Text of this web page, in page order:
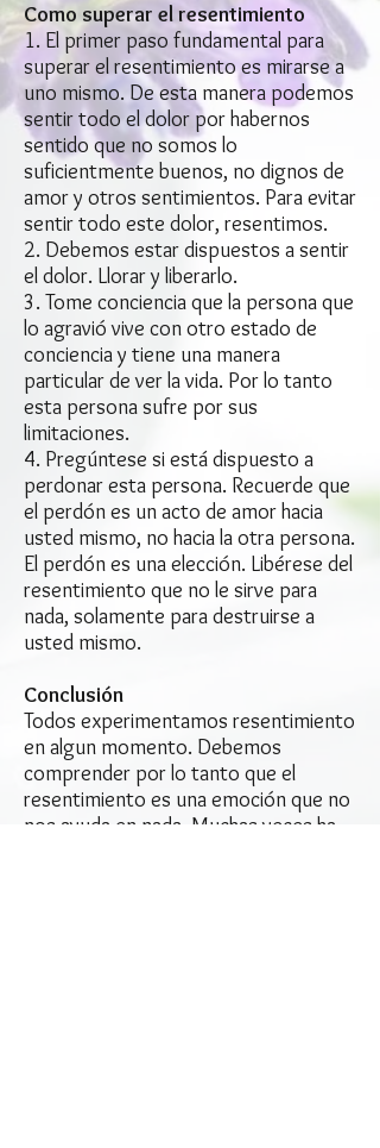
Como superar el resentimiento
1. El primer paso fundamental para
superar el resentimiento es mirarse a
uno mismo. De esta manera podemos
sentir todo el dolor por habernos
sentido que no somos lo
suficientmente buenos, no dignos de
amor y otros sentimientos. Para evitar
sentir todo este dolor, resentimos.
2. Debemos estar dispuestos a sentir
el dolor. Llorar y liberarlo.
3. Tome conciencia que la persona que
lo agravió vive con otro estado de
conciencia y tiene una manera
particular de ver la vida. Por lo tanto
esta persona sufre por sus
limitaciones.
4. Pregúntese si está dispuesto a
perdonar esta persona. Recuerde que
el perdón es un acto de amor hacia
usted mismo, no hacia la otra persona.
El perdón es una elección. Libérese del
resentimiento que no le sirve para
nada, solamente para destruirse a
usted mismo.
Conclusión
Todos experimentamos resentimiento
en algun momento. Debemos
comprender por lo tanto que el
resentimiento es una emoción que no
nos ayuda en nada. Muchas veces ha